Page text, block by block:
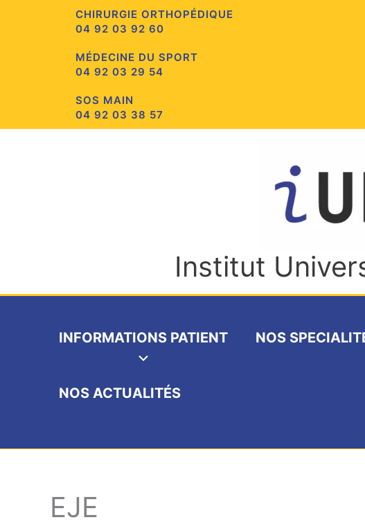
CHIRURGIE ORTHOPÉDIQUE
04 92 03 92 60
MÉDECINE DU SPORT
04 92 03 29 54
SOS MAIN
04 92 03 38 57
Institut
INFORMATIONS PATIENT NOS
NOS ACTUALITÉS
EJE